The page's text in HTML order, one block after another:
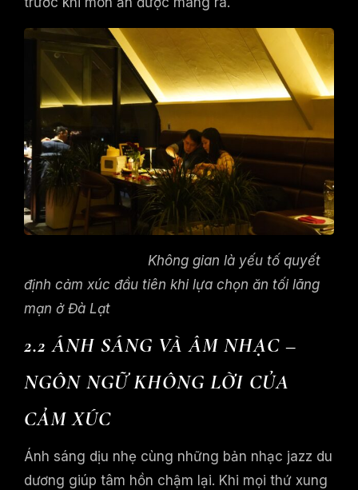
Không gian là yếu tố quyết
định cảm xúc đầu tiên khi lựa chọn ăn tối lãng
mạn ở Đà Lạt
2.2 ÁNH SÁNG VÀ ÂM NHẠC –
NGÔN NGỮ KHÔNG LỜI CỦA
CẢM XÚC
Ánh sáng dịu nhẹ cùng những bản nhạc jazz du
dương giúp tâm hồn chậm lại. Khi mọi thứ xung